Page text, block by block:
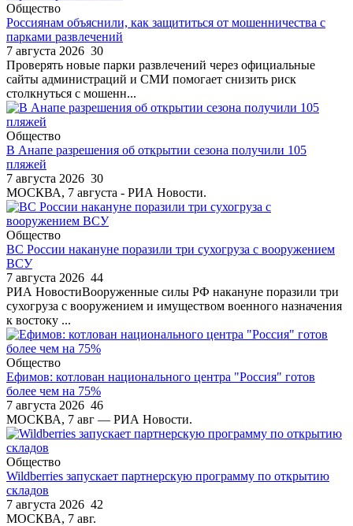
Общество
Россиянам объяснили, как защититься от мошенничества с
парками развлечений
7 августа 2026 30
Проверять новые парки развлечений через официальные
сайты администраций и СМИ помогает снизить риск
столкнуться с мошенн...
Общество
В Анапе разрешения об открытии сезона получили 105
пляжей
7 августа 2026 30
МОСКВА, 7 августа - РИА Новости.
Общество
ВС России накануне поразили три сухогруза с вооружением
ВСУ
7 августа 2026 44
РИА НовостиВооруженные силы РФ накануне поразили три
сухогруза с вооружением и имуществом военного назначения
к востоку ...
Общество
Ефимов: котлован национального центра "Россия" готов
более чем на 75%
7 августа 2026 46
МОСКВА, 7 авг — РИА Новости.
Общество
Wildberries запускает партнерскую программу по открытию
складов
7 августа 2026 42
МОСКВА, 7 авг.